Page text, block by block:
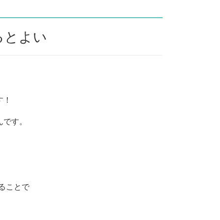
とよい
す。
ことで